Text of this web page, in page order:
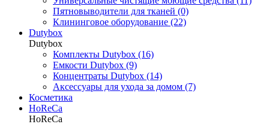
Пятновыводители для тканей (0)
Клининговое оборудование (22)
Dutybox
Dutybox
Комплекты Dutybox (16)
Емкости Dutybox (9)
Концентраты Dutybox (14)
Аксессуары для ухода за домом (7)
Косметика
HoReCa
HoReCa